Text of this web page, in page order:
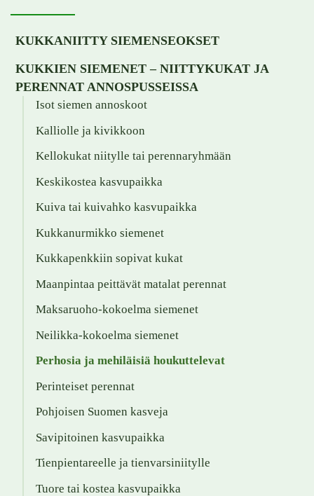
KUKKANIITTY SIEMENSEOKSET
KUKKIEN SIEMENET – NIITTYKUKAT JA
PERENNAT ANNOSPUSSEISSA
Isot siemen annoskoot
Kalliolle ja kivikkoon
Kellokukat niitylle tai perennaryhmään
Keskikostea kasvupaikka
Kuiva tai kuivahko kasvupaikka
Kukkanurmikko siemenet
Kukkapenkkiin sopivat kukat
Maanpintaa peittävät matalat perennat
Maksaruoho-kokoelma siemenet
Neilikka-kokoelma siemenet
Perhosia ja mehiläisiä houkuttelevat
Perinteiset perennat
Pohjoisen Suomen kasveja
Savipitoinen kasvupaikka
Tienpientareelle ja tienvarsiniitylle
Tuore tai kostea kasvupaikka